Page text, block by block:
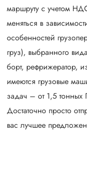
маршруту с учетом
меняться в
особенностей
груз), выбранного
борт, рефрижератор,
имеются грузовые
задач – от 1,5 тонных
Достаточно просто
вас лучшее